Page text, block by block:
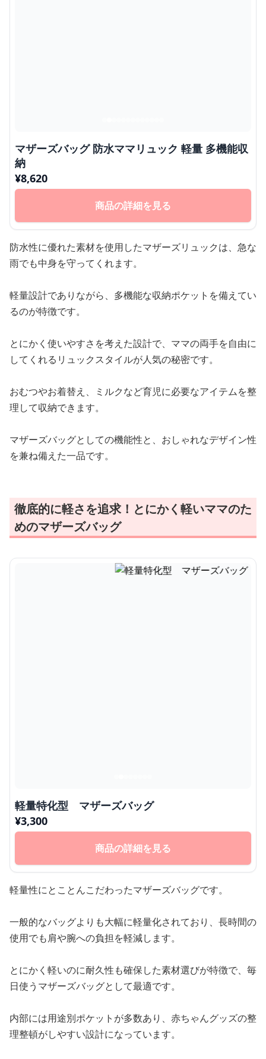
マザーズバッグ 防水ママリュック 軽量 多機能収
納
¥8,620
商品の詳細を見る
防水性に優れた素材を使用したマザーズリュックは、急な
雨でも中身を守ってくれます。
軽量設計でありながら、多機能な収納ポケットを備えてい
るのが特徴です。
とにかく使いやすさを考えた設計で、ママの両手を自由に
してくれるリュックスタイルが人気の秘密です。
おむつやお着替え、ミルクなど育児に必要なアイテムを整
理して収納できます。
マザーズバッグとしての機能性と、おしゃれなデザイン性
を兼ね備えた一品です。
徹底的に軽さを追求！とにかく軽いママのた
めのマザーズバッグ
軽量特化型 マザーズバッグ
¥3,300
商品の詳細を見る
軽量性にとことんこだわったマザーズバッグです。
一般的なバッグよりも大幅に軽量化されており、長時間の
使用でも肩や腕への負担を軽減します。
とにかく軽いのに耐久性も確保した素材選びが特徴で、毎
日使うマザーズバッグとして最適です。
内部には用途別ポケットが多数あり、赤ちゃんグッズの整
理整頓がしやすい設計になっています。